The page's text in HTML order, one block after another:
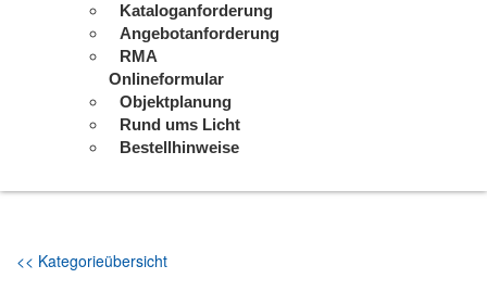
Kataloganforderung
Angebotanforderung
RMA
Onlineformular
Objektplanung
Rund ums Licht
Bestellhinweise
<< Kategorieübersicht